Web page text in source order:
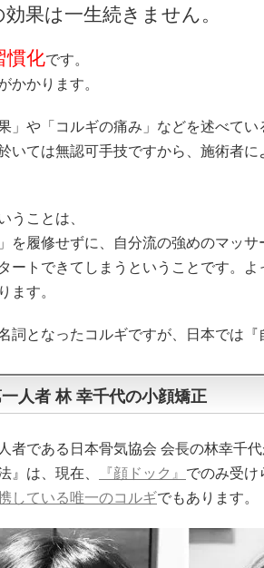
果は一生続きません。
慣化です。
かかります。
」や「コルギの痛み」などを述べて
いては無認可手技ですから、施術者
うことは、
を履修せずに、自分流の強めのマッ
ートできてしまうということです。
ます。
詞となったコルギですが、日本では『
人者 林 幸千代の小顔矯正
者である日本骨気協会 会長の林幸千
』は、現在、
『顔ドック』 でのみ受け
している唯一のコルギでもあります。